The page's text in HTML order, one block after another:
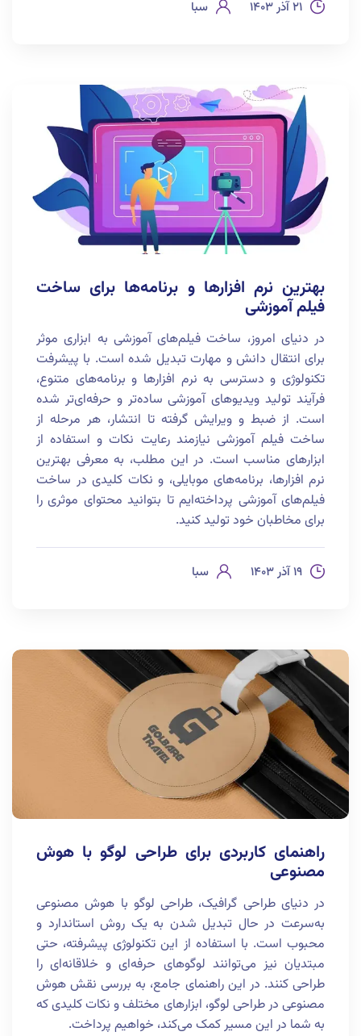
۲۱ آذر ۱۴۰۳ سبا
بهترین نرم افزارها و برنامه‌ها برای ساخت
فیلم آموزشی
در دنیای امروز، ساخت فیلم‌های آموزشی به ابزاری موثر
برای انتقال دانش و مهارت تبدیل شده است. با پیشرفت
تکنولوژی و دسترسی به نرم افزارها و برنامه‌های متنوع،
فرآیند تولید ویدیوهای آموزشی ساده‌تر و حرفه‌ای‌تر شده
است. از ضبط و ویرایش گرفته تا انتشار، هر مرحله از
ساخت فیلم آموزشی نیازمند رعایت نکات و استفاده از
ابزارهای مناسب است. در این مطلب، به معرفی بهترین
نرم افزارها، برنامه‌های موبایلی، و نکات کلیدی در ساخت
فیلم‌های آموزشی پرداخته‌ایم تا بتوانید محتوای موثری را
برای مخاطبان خود تولید کنید.
۱۹ آذر ۱۴۰۳ سبا
راهنمای کاربردی برای طراحی لوگو با هوش
مصنوعی
در دنیای طراحی گرافیک، طراحی لوگو با هوش مصنوعی
به‌سرعت در حال تبدیل شدن به یک روش استاندارد و
محبوب است. با استفاده از این تکنولوژی پیشرفته، حتی
مبتدیان نیز می‌توانند لوگوهای حرفه‌ای و خلاقانه‌ای را
طراحی کنند. در این راهنمای جامع، به بررسی نقش هوش
مصنوعی در طراحی لوگو، ابزارهای مختلف و نکات کلیدی که
به شما در این مسیر کمک می‌کند، خواهیم پرداخت.